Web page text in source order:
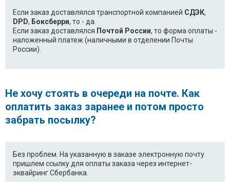
Если заказ доставлялся транспортной компанией СДЭК,
DPD, Боксберри, то - да.
Если заказ доставлялся Почтой России, то форма оплаты -
наложенный платеж (наличными в отделении Почты
России).
Не хочу стоять в очереди на почте. Как
оплатить заказ заранее и потом просто
забрать посылку?
Без проблем. На указанную в заказе электронную почту
пришлем ссылку для оплаты заказа через интернет-
эквайринг Сбербанка.